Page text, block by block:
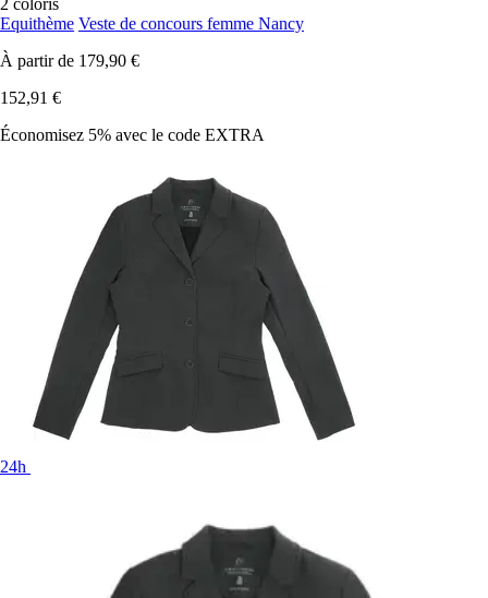
2 coloris
Equithème Veste de concours femme Nancy
À partir de 179,90 €
152,91 €
Économisez 5% avec le code EXTRA
24h